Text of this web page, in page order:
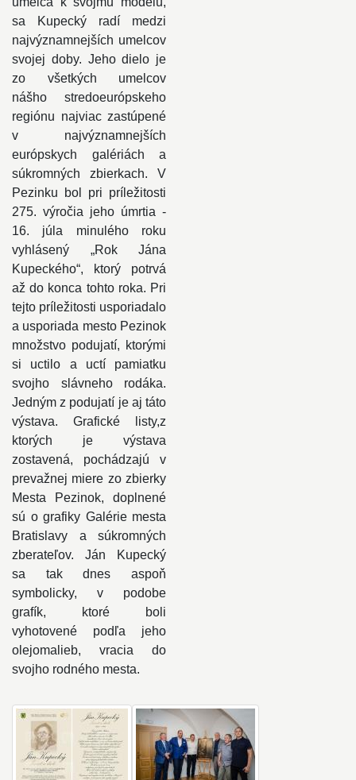
sa Kupecký radí medzi
najvýznamnejších umelcov
svojej doby. Jeho dielo je
zo všetkých umelcov
nášho stredoeurópskeho
regiónu najviac zastúpené
v najvýznamnejších
európskych galériách a
súkromných zbierkach. V
Pezinku bol pri príležitosti
275. výročia jeho úmrtia -
16. júla minulého roku
vyhlásený „Rok Jána
Kupeckého“, ktorý potrvá
až do konca tohto roka. Pri
tejto príležitosti usporiadalo
a usporiada mesto Pezinok
množstvo podujatí, ktorými
si uctilo a uctí pamiatku
svojho slávneho rodáka.
Jedným z podujatí je aj táto
výstava. Grafické listy,z
ktorých je výstava
zostavená, pochádzajú v
prevažnej miere zo zbierky
Mesta Pezinok, doplnené
sú o grafiky Galérie mesta
Bratislavy a súkromných
zberateľov. Ján Kupecký
sa tak dnes aspoň
symbolicky, v podobe
grafík, ktoré boli
vyhotovené podľa jeho
olejomalieb, vracia do
svojho rodného mesta.